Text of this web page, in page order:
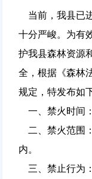
当前，我县已
十分严峻。为有
护我县森林资源
全，根据《森林
规定，特发布如
一、禁火时间：
二、禁火范围
内。
三、禁止行为：